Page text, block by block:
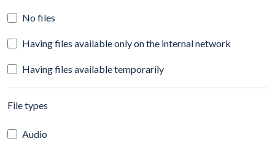
No files
Having files available only on the internal network
Having files available temporarily
File types
Audio